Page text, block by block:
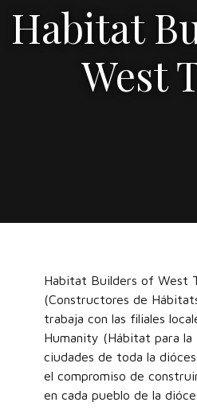
Habitat
West
Habitat Builders of West
(Constructores de
trabaja con las filiales
Humanity (Hábitat para la
ciudades de toda la
el compromiso de
en cada pueblo de la